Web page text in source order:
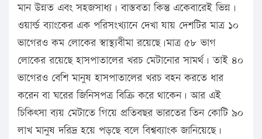
মান উন্নত এবং সহজসাধ্য। বাস্তবতা কিন্তু একেবারেই ভিন্ন।
ওয়ার্ল্ড ব্যাংকের এক পরিসংখ্যানে দেখা যায় দেশটির মাত্র ১০
ভাগেরও কম লোকের স্বাস্থ্যবীমা রয়েছে।মাত্র ৫৮ ভাগ
লোকের রয়েছে হাসপাতালের খরচ মেটানোর সামর্থ। তাই ৪০
ভাগেরও বেশি মানুষ হাসপাতালের খরচ বহন করতে ধার
করেন বা ঘরের জিনিসপত্র বিক্রি করে থাকেন। আর এই
চিকিৎসা ব্যয় মেটাতে গিয়ে প্রতিবছর ভারতের তিন কোটি ৯০
লাখ মানুষ দরিদ্র হয়ে পড়ছে বলে বিশ্বব্যাংক জানিয়েছে।